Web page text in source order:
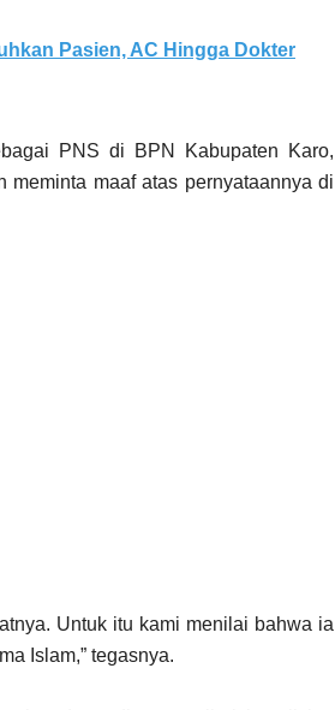
Pasien, AC Hingga Dokter
PNS di BPN Kabupaten Karo,
meminta maaf atas pernyataannya di
Untuk itu kami menilai bahwa ia
Islam,” tegasnya.